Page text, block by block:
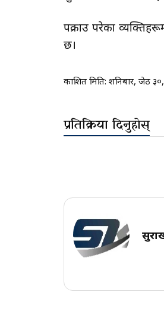
पक्राउ परेका
छ।
प्रकाशित मिति: शनिबार, जेठ
प्रतिक्रिया दिनुहोस्